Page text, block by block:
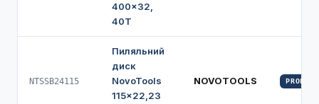
400×32,
40Т
NTSSB24115
Пиляльний
диск
NovoTools
115×22,23
NOVOTOOLS PROFI